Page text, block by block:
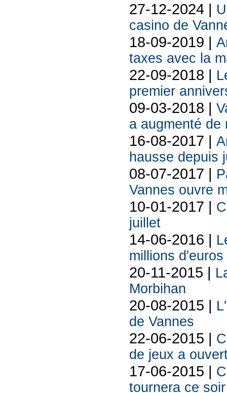
27-12-2024 |
casino de
18-09-2019 |
taxes avec la
22-09-2018 |
premier
09-03-2018 |
a augmenté de
16-08-2017 |
hausse depuis
08-07-2017 |
Vannes ouvre
10-01-2017 |
juillet
14-06-2016 |
millions
20-11-2015 |
Morbihan
20-08-2015 |
de Vannes
22-06-2015 |
de jeux a
17-06-2015 |
tournera ce soir